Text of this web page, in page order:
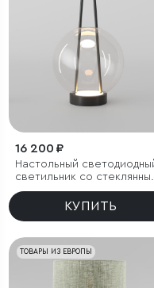
16 200 ₽
Настольный
светильник со
плафоном
КУПИТЬ
ТОВАРЫ ИЗ ЕВРОПЫ